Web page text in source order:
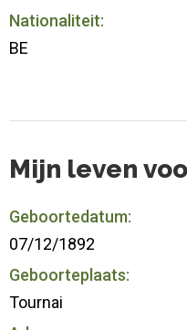
Nationaliteit:
BE
Mijn leven
Geboortedatum:
07/12/1892
Geboorteplaats:
Tournai